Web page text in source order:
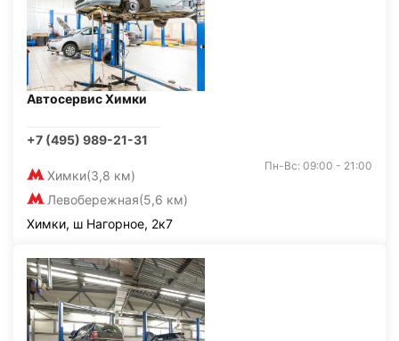
Автосервис Химки
+7 (495) 989-21-31
Химки(3,8 км)
Левобережная(5,6 км)
Пн-Вс: 09:00 - 21:00
Химки, ш Нагорное, 2к7